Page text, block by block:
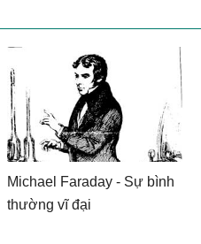
Michael Faraday - Sự bình
thường vĩ đại